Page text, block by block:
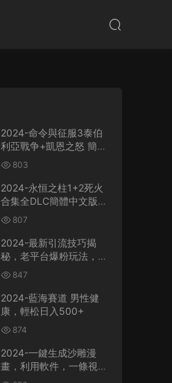
2024-命令與征服3泰伯
利亞戰争+凱恩之怒 簡體
中文版電腦PC單機RPG遊
戲即時戰略+支持
win7/win8/win10/win11
803
2024-永恒之柱1+2死火
合集全DLC簡體中文版電
腦PC單機RPG遊戲
807
2024-最新引流技巧揭
秘，老平台爆粉玩法，單
人單号日引300+創業
粉，作品可直接被百度收
錄
847
2024-藍海賽道 男性健
康，輕松日入500+
874
2024-一鍵生成沙雕漫
畫，利用軟件，一條視頻
播放12W+，單日變現